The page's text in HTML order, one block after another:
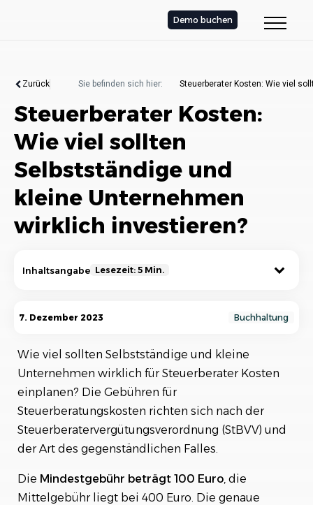
Demo buchen
Zurück Sie befinden sich hier: Steuerberater Kosten: Wie viel
Steuerberater Kosten:
Wie viel sollten
Selbstständige und
kleine Unternehmen
wirklich investieren?
Inhaltsangabe Lesezeit: 5 Min.
Bedeutung einer professionellen steuerlichen
Beratung für Selbstständige und kleine
Die verschiedenen Kostenfaktoren bei der
Beauftragung eines Steuerberaters
Pauschalhonorar oder Stundenhonorar –
Welche Abrechnungsart ist sinnvoller?
Wie viel sollten Selbstständige in der
Gründungsphase für einen Steuerberater
investieren?
7. Dezember 2023 Buchhaltung
Wie viel sollten Selbstständige und kleine
Unternehmen wirklich für Steuerberater Kosten
einplanen? Die Gebühren für
Steuerberatungskosten richten sich nach der
Steuerberatervergütungsverordnung (StBVV) und
der Art des gegenständlichen Falles.
Die Mindestgebühr beträgt 100 Euro, die
Mittelgebühr liegt bei 400 Euro. Die genaue